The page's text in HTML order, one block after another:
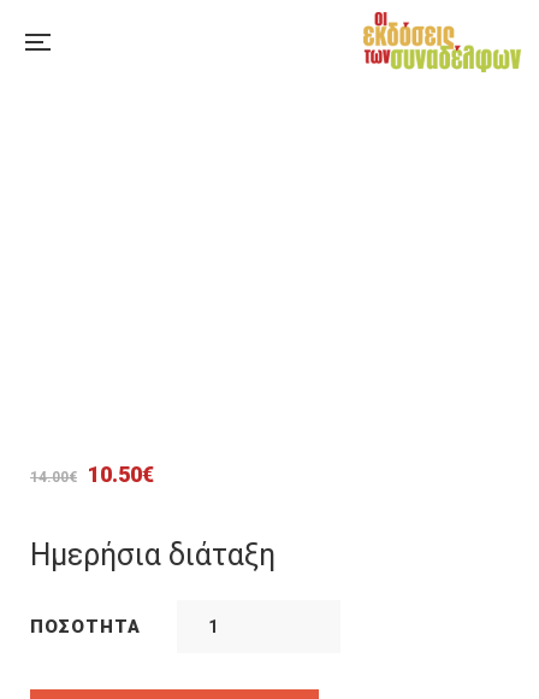
14.00€
Original
was:
14.00€.
10.50€Η
τιμή
Ημερήσια διάταξη
ΠΟΣΌΤΗΤΑ